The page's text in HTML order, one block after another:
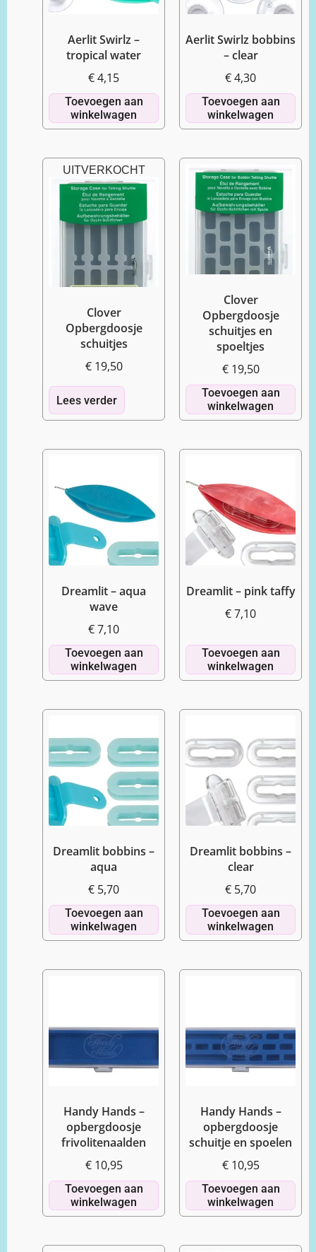
Aerlit Swirlz –
tropical water
€4,15
Toevoegen aan
winkelwagen
Aerlit Swirlz bobbins
– clear
€4,30
Toevoegen aan
winkelwagen
UITVERKOCHT
Clover
Opbergdoosje
schuitjes
€19,50
Lees verder
Clover
Opbergdoosje
schuitjes en
spoeltjes
€19,50
Toevoegen aan
winkelwagen
Dreamlit – aqua
wave
€7,10
Toevoegen aan
winkelwagen
Dreamlit – pink taffy
€7,10
Toevoegen aan
winkelwagen
Dreamlit bobbins –
aqua
€ 5,70
Toevoegen aan
winkelwagen
Dreamlit bobbins –
clear
€ 5,70
Toevoegen aan
winkelwagen
Handy Hands –
opbergdoosje
frivolitenaalden
€10,95
Toevoegen aan
winkelwagen
Handy Hands –
opbergdoosje
schuitje en spoelen
€10,95
Toevoegen aan
winkelwagen